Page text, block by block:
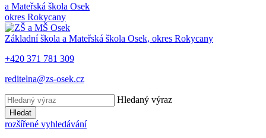
a Mateřská škola Osek
okres Rokycany
Základní škola a Mateřská škola Osek, okres Rokycany
+420 371 781 309
reditelna@zs-osek.cz
Hledaný výraz
Hledat
rozšířené vyhledávání